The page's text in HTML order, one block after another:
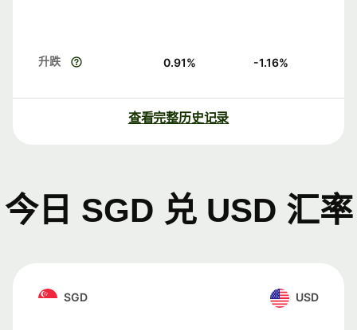
升跌 0.91% -1.16%
查看完整历史记录
今日 SGD 兑 USD 汇率
SGD USD